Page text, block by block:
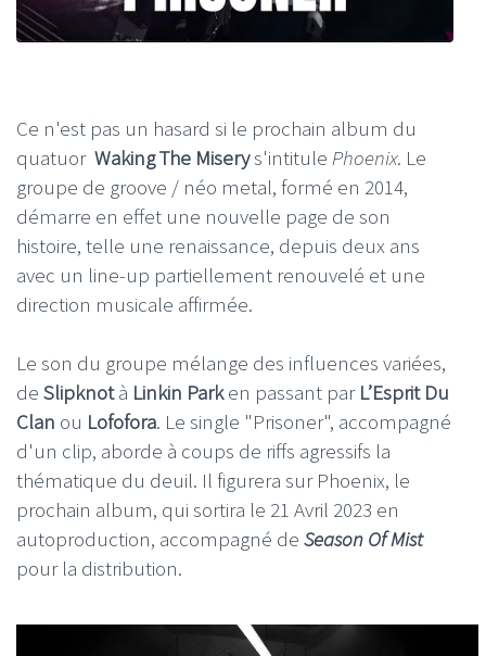
Ce n'est pas un hasard si le prochain album du
quatuor Waking The Miserys'intitule Phoenix. Le
groupe de groove / néo metal, formé en 2014,
démarre en effet une nouvelle page de son
histoire, telle une renaissance, depuis deux ans
avec un line-up partiellement renouvelé et une
direction musicale affirmée.
Le son du groupe mélange des influences variées,
de Slipknotà Linkin Parken passant par L’Esprit Du
Clan ou Lofofora. Le single "Prisoner", accompagné
d'un clip, aborde à coups de riffs agressifs la
thématique du deuil. Il figurera sur Phoenix, le
prochain album, qui sortira le 21 Avril 2023 en
autoproduction, accompagné de Season Of Mist
pour la distribution.